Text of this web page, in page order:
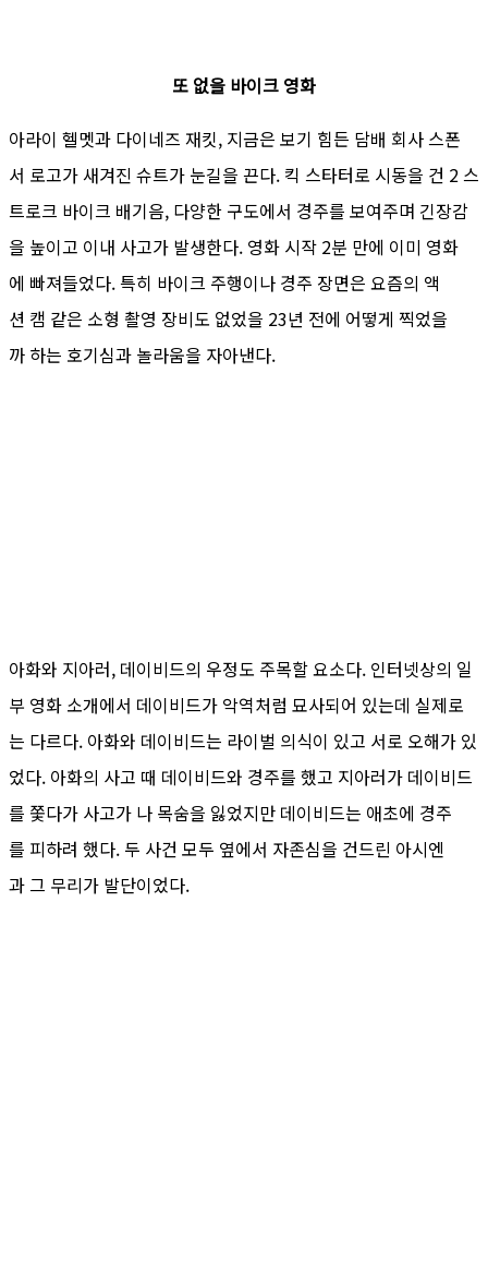
또 없을 바이크 영화
아라이 헬멧과 다이네즈 재킷, 지금은 보기 힘든 담배 회사 스폰
서 로고가 새겨진 슈트가 눈길을 끈다. 킥 스타터로 시동을 건 2 스
트로크 바이크 배기음, 다양한 구도에서 경주를 보여주며 긴장감
을 높이고 이내 사고가 발생한다. 영화 시작 2분 만에 이미 영화
에 빠져들었다. 특히 바이크 주행이나 경주 장면은 요즘의 액
션 캠 같은 소형 촬영 장비도 없었을 23년 전에 어떻게 찍었을
까 하는 호기심과 놀라움을 자아낸다.
아화와 지아러, 데이비드의 우정도 주목할 요소다. 인터넷상의 일
부 영화 소개에서 데이비드가 악역처럼 묘사되어 있는데 실제로
는 다르다. 아화와 데이비드는 라이벌 의식이 있고 서로 오해가 있
었다. 아화의 사고 때 데이비드와 경주를 했고 지아러가 데이비드
를 쫓다가 사고가 나 목숨을 잃었지만 데이비드는 애초에 경주
를 피하려 했다. 두 사건 모두 옆에서 자존심을 건드린 아시엔
과 그 무리가 발단이었다.